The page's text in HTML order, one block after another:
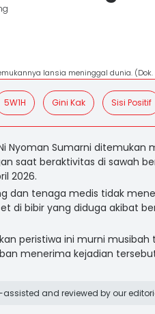
lansia meninggal dunia.
5W1H Gini Kak Sisi Positif
Nyoman Sumarni ditemukan
saat beraktivitas di sawah
2026.
dan tenaga medis tidak
di bibir yang diduga akibat
peristiwa ini murni musibah
menerima kejadian
and reviewed by our